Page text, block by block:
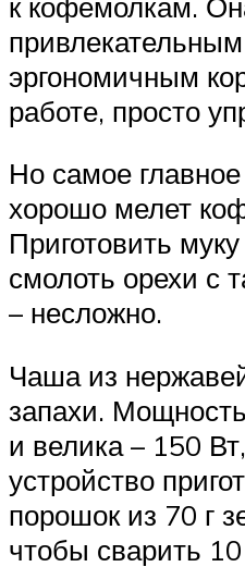
эргономичным
работе, просто
Но самое
хорошо мелет
Приготовить
смолоть орехи с
– несложно.
Чаша из
запахи.
и велика – 150
устройство
порошок из 70 г
чтобы сварить